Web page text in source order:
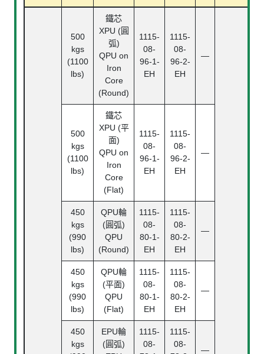
500
kgs
(1100
lbs)
鐵芯
XPU (圓
弧)
QPU on
Iron
Core
(Round)
1115-
08-
96-1-
EH
1115-
08-
96-2-
EH
—
500
kgs
(1100
lbs)
鐵芯
XPU (平
面)
QPU on
Iron
Core
(Flat)
1115-
08-
96-1-
EH
1115-
08-
96-2-
EH
—
450
kgs
(990
lbs)
QPU輪
(圓弧)
QPU
(Round)
1115-
08-
80-1-
EH
1115-
08-
80-2-
EH
—
450
kgs
(990
lbs)
QPU輪
(平面)
QPU
(Flat)
1115-
08-
80-1-
EH
1115-
08-
80-2-
EH
—
450
kgs
EPU輪
(圓弧)
1115-
08-
1115-
08-
—